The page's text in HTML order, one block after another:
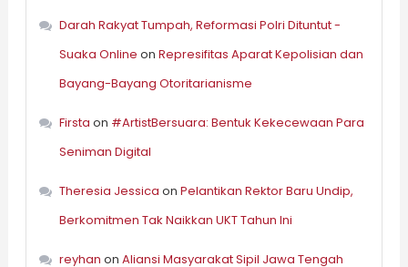
Darah Rakyat Tumpah, Reformasi Polri Dituntut -
Suaka Online on Represifitas Aparat Kepolisian dan
Bayang-Bayang Otoritarianisme
Firsta on #ArtistBersuara: Bentuk Kekecewaan Para
Seniman Digital
Theresia Jessica on Pelantikan Rektor Baru Undip,
Berkomitmen Tak Naikkan UKT Tahun Ini
reyhan on Aliansi Masyarakat Sipil Jawa Tengah